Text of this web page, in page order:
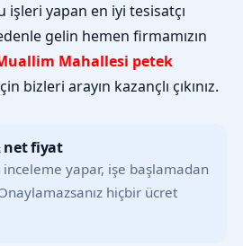
yapan en iyi tesisatçı
gelin hemen firmamızın
Mahallesi petek
bizleri arayın kazançlı çıkınız.
net fiyat
yapar, işe başlamadan
hiçbir ücret